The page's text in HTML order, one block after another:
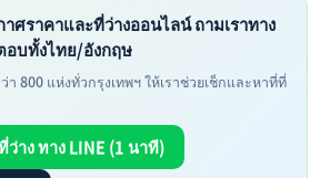
ศราคาและที่ว่างออนไลน์ ถามเราทาง
อบทั้งไทย/อังกฤษ
800 แห่งทั่วกรุงเทพฯ ให้เราช่วยเช็กและหาที่ที่
ว่าง ทาง LINE (1 นาที)